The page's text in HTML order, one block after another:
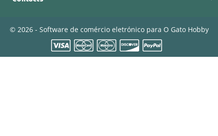
© 2026 - Software de comércio eletrónico para O Gato Hobby